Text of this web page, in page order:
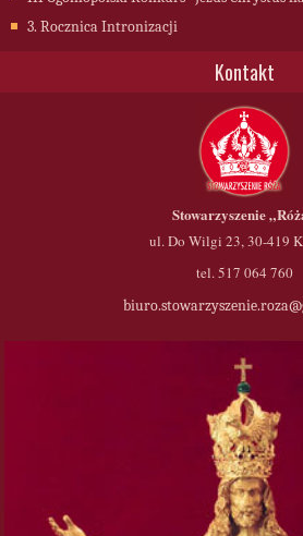
3. Rocznica Intronizacji
Kontakt
Stowarzyszenie
ul. Do Wilgi 23, 30-419
tel. 517 064 760